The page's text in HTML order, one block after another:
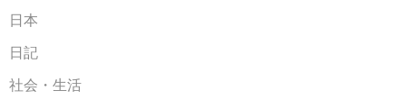
日本
日記
社会・生活